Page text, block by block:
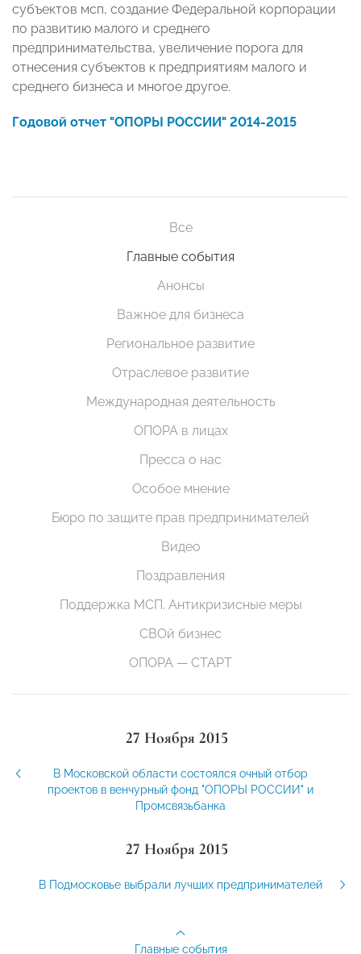
субъектов мсп, создание Федеральной корпорации
по развитию малого и среднего
предпринимательства, увеличение порога для
отнесения субъектов к предприятиям малого и
среднего бизнеса и многое другое.
Годовой отчет "ОПОРЫ РОССИИ" 2014-2015
Все
Главные события
Анонсы
Важное для бизнеса
Региональное развитие
Отраслевое развитие
Международная деятельность
ОПОРА в лицах
Пресса о нас
Особое мнение
Бюро по защите прав предпринимателей
Видео
Поздравления
Поддержка МСП. Антикризисные меры
СВОй бизнес
ОПОРА — СТАРТ
27 Ноября 2015
В Московской области состоялся очный отбор
проектов в венчурный фонд "ОПОРЫ РОССИИ" и
Промсвязьбанка
27 Ноября 2015
В Подмосковье выбрали лучших предпринимателей
Главные события